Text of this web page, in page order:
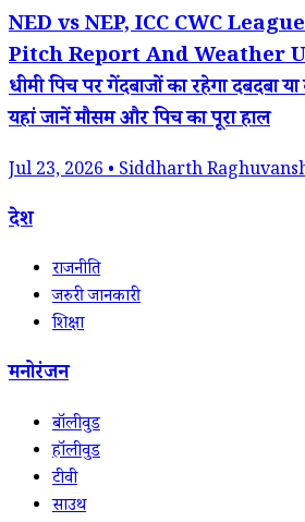
NED vs NEP, ICC CWC
Pitch Report And Weather
धीमी पिच पर गेंदबाजों का रहेगा दबदबा
यहां जानें मौसम और पिच का पूरा हाल
Jul 23, 2026 • Siddharth
देश
राजनीति
जरुरी जानकारी
शिक्षा
मनोरंजन
बॉलीवुड
हॉलीवुड
टीवी
साउथ